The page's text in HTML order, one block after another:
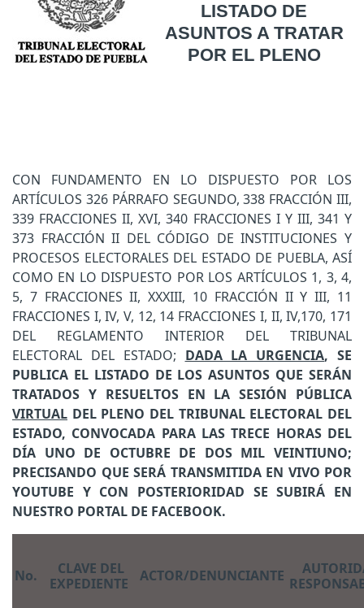
LISTADO DE
ASUNTOS A TRATAR
POR EL PLENO
CON FUNDAMENTO EN LO DISPUESTO POR LOS
ARTÍCULOS 326 PÁRRAFO SEGUNDO, 338 FRACCIÓN III,
339 FRACCIONES II, XVI, 340 FRACCIONES I Y III, 341 Y
373 FRACCIÓN II DEL CÓDIGO DE INSTITUCIONES Y
PROCESOS ELECTORALES DEL ESTADO DE PUEBLA, ASÍ
COMO EN LO DISPUESTO POR LOS ARTÍCULOS 1, 3, 4,
5, 7 FRACCIONES II, XXXIII, 10 FRACCIÓN II Y III, 11
FRACCIONES I, IV, V, 12, 14 FRACCIONES I, II, IV,170, 171
DEL REGLAMENTO INTERIOR DEL TRIBUNAL
ELECTORAL DEL ESTADO; DADA LA URGENCIA, SE
PUBLICA EL LISTADO DE LOS ASUNTOS QUE SERÁN
TRATADOS Y RESUELTOS EN LA SESIÓN PÚBLICA
VIRTUAL DEL PLENO DEL TRIBUNAL ELECTORAL DEL
ESTADO, CONVOCADA PARA LAS TRECE HORAS DEL
DÍA UNO DE OCTUBRE DE DOS MIL VEINTIUNO;
PRECISANDO QUE SERÁ TRANSMITIDA EN VIVO POR
YOUTUBE Y CON POSTERIORIDAD SE SUBIRÁ EN
NUESTRO PORTAL DE FACEBOOK.
No.
CLAVE DEL
EXPEDIENTE
ACTOR/DENUNCIANTE